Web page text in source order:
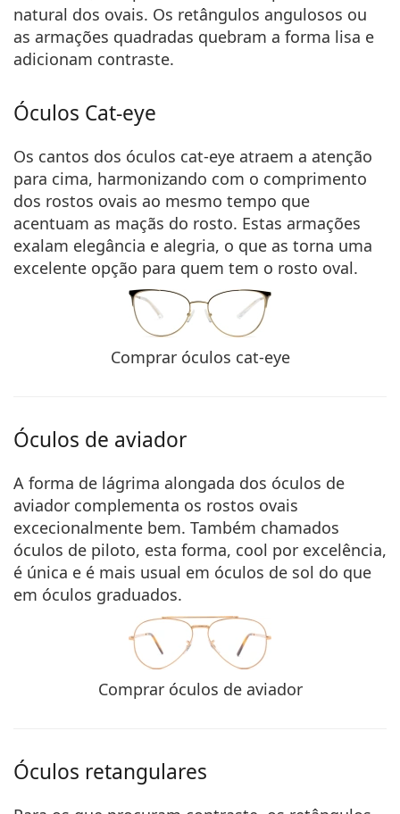
natural dos ovais. Os retângulos angulosos ou
as armações quadradas quebram a forma lisa e
adicionam contraste.
Óculos Cat-eye
Os cantos dos óculos cat-eye atraem a atenção
para cima, harmonizando com o comprimento
dos rostos ovais ao mesmo tempo que
acentuam as maçãs do rosto. Estas armações
exalam elegância e alegria, o que as torna uma
excelente opção para quem tem o rosto oval.
Comprar óculos cat-eye
Óculos de aviador
A forma de lágrima alongada dos óculos de
aviador complementa os rostos ovais
excecionalmente bem. Também chamados
óculos de piloto, esta forma, cool por excelência,
é única e é mais usual em óculos de sol do que
em óculos graduados.
Comprar óculos de aviador
Óculos retangulares